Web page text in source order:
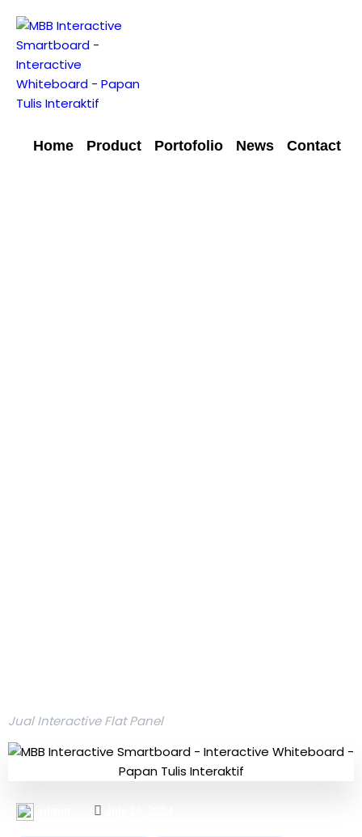
Home Product Portofolio News Contact
Jual Interactive Flat Panel